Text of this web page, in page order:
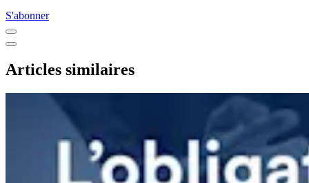
S'abonner
Articles similaires